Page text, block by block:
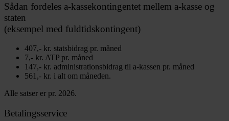
Sådan fordeles a-kassekontingentet mellem a-kasse og
staten
(eksempel med fuldtidskontingent)
407,- kr. statsbidrag pr. måned
7,- kr. ATP pr. måned
147,- kr. administrationsbidrag til a-kassen pr. måned
561,- kr. i alt om måneden.
Alle satser er pr. 2026.
Betalingsservice